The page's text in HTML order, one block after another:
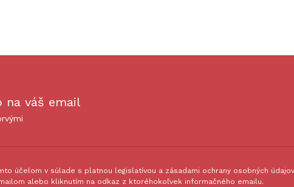
na váš email
účelom v súlade s platnou legislatívou a zásadami ochrany osobných
alebo kliknutím na odkaz z ktoréhokoľvek informačného emailu.